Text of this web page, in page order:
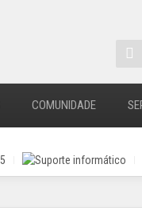
COMUNIDADE